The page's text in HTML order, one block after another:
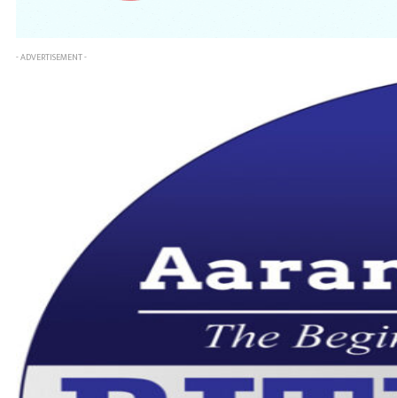
- ADVERTISEMENT -